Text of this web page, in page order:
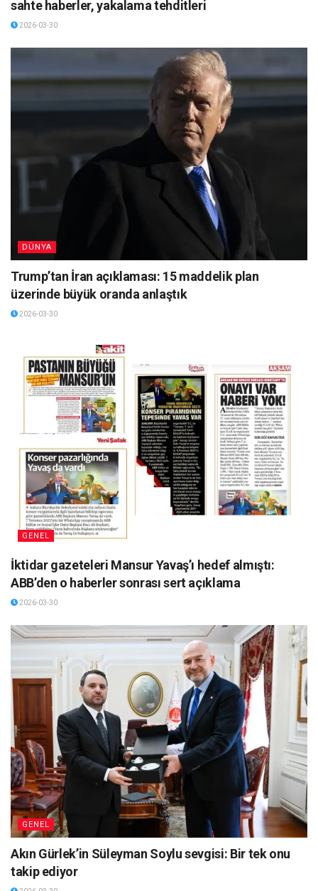
sahte haberler, yakalama tehditleri
2026-03-30
DÜNYA
Trump’tan İran açıklaması: 15 maddelik plan
üzerinde büyük oranda anlaştık
2026-03-30
GENEL
İktidar gazeteleri Mansur Yavaş’ı hedef almıştı:
ABB’den o haberler sonrası sert açıklama
2026-03-30
GENEL
Akın Gürlek’in Süleyman Soylu sevgisi: Bir tek onu
takip ediyor